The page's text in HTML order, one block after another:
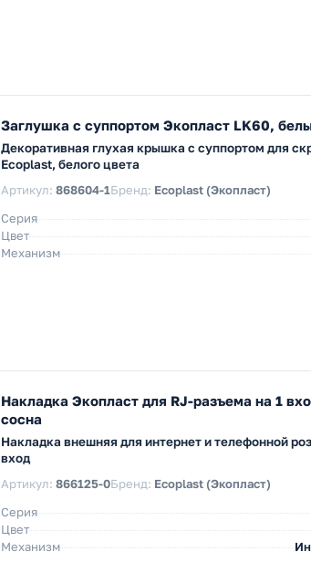
Заглушка с суппортом Экопласт LK60,
Декоративная глухая крышка с суппортом для
Ecoplast, белого цвета
Артикул: 868604-1Бренд: Ecoplast (Экопласт)
Серия
Цвет
Механизм
Накладка Экопласт для RJ-разъема на 1
сосна
Накладка внешняя для интернет и телефонной
вход
Артикул: 866125-0Бренд: Ecoplast (Экопласт)
Серия
Цвет
Механизм